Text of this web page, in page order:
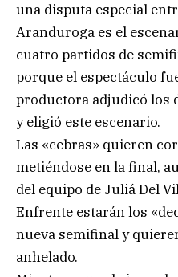
una disputa especial
Aranduroga es el
cuatro partidos de
porque el espectáculo
productora adjudicó los
y eligió este escenario.
Las «cebras» quieren
metiéndose en la final,
del equipo de Juliá Del
Enfrente estarán los
nueva semifinal y
anhelado.